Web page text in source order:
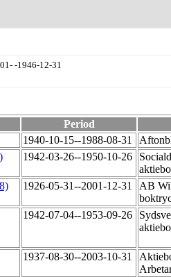
-1946-12-31
Period
1940-10-15--1988-08-31
1942-03-26--1950-10-26
1926-05-31--2001-12-31
AB
1942-07-04--1953-09-26
1937-08-30--2003-10-31